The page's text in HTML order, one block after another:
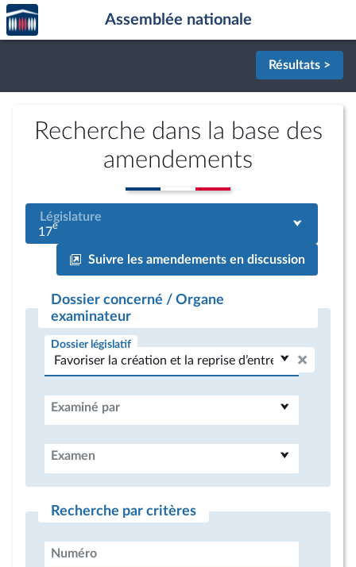
Aller au contenu
Aller en bas de la page
Accèder
à la
page
Assemblée nationale
Résultats >
Recherche dans la base des
amendements
Législature
17e
Suivre les amendements en discussion
Dossier concerné / Organe
examinateur
Dossier législatif
Examiné par
Examen
Recherche par critères
Numéro